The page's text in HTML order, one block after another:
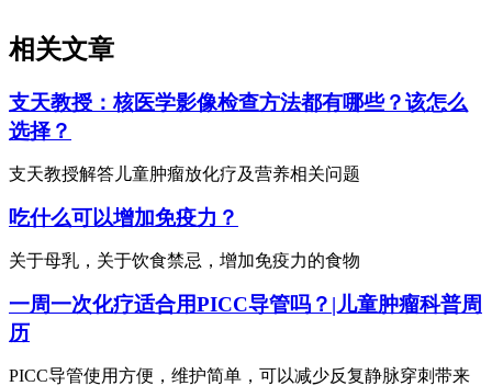
相关文章
支天教授：核医学影像检查方法都有哪些？该怎么
选择？
支天教授解答儿童肿瘤放化疗及营养相关问题
吃什么可以增加免疫力？
关于母乳，关于饮食禁忌，增加免疫力的食物
一周一次化疗适合用PICC导管吗？|儿童肿瘤科普周
历
PICC导管使用方便，维护简单，可以减少反复静脉穿刺带来